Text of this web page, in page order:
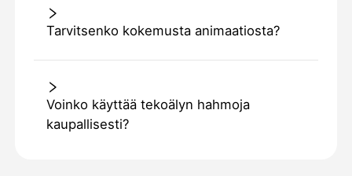
Tarvitsenko kokemusta animaatiosta?
Voinko käyttää tekoälyn hahmoja
kaupallisesti?